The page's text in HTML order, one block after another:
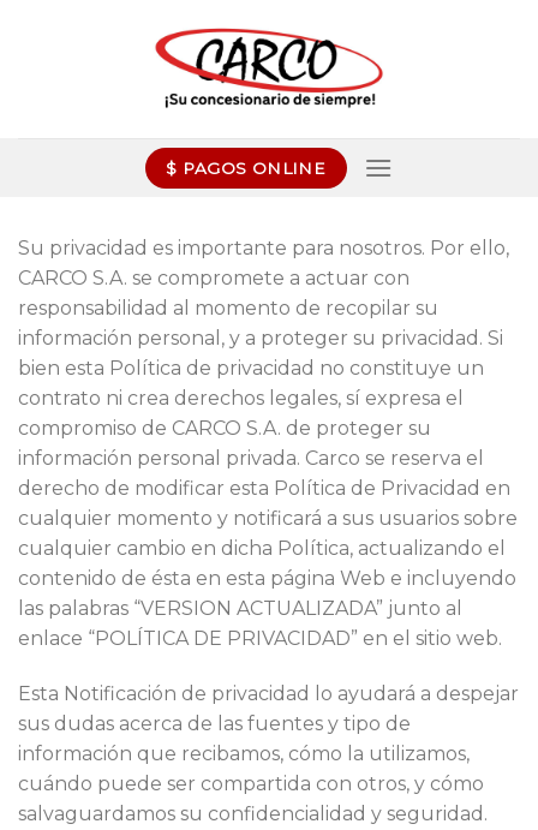
$ PAGOS ONLINE
Su privacidad es importante para nosotros. Por ello,
CARCO S.A. se compromete a actuar con
responsabilidad al momento de recopilar su
información personal, y a proteger su privacidad. Si
bien esta Política de privacidad no constituye un
contrato ni crea derechos legales, sí expresa el
compromiso de CARCO S.A. de proteger su
información personal privada. Carco se reserva el
derecho de modificar esta Política de Privacidad en
cualquier momento y notificará a sus usuarios sobre
cualquier cambio en dicha Política, actualizando el
contenido de ésta en esta página Web e incluyendo
las palabras “VERSION ACTUALIZADA” junto al
enlace “POLÍTICA DE PRIVACIDAD” en el sitio web.
Esta Notificación de privacidad lo ayudará a despejar
sus dudas acerca de las fuentes y tipo de
información que recibamos, cómo la utilizamos,
cuándo puede ser compartida con otros, y cómo
salvaguardamos su confidencialidad y seguridad.